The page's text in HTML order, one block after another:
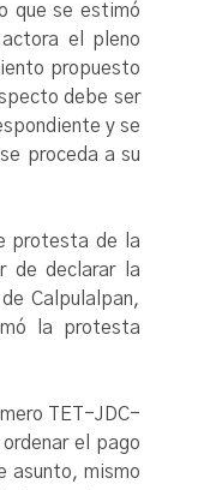
que se estimó
el pleno
propuesto
debe ser
y se
proceda a su
protesta de la
de declarar la
Calpulalpan,
la protesta
TET-JDC-
el pago
asunto, mismo